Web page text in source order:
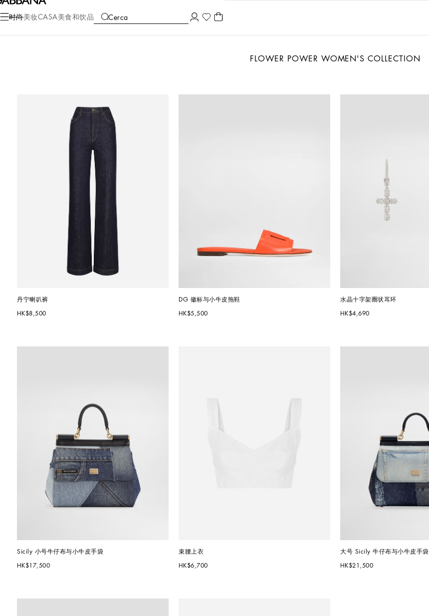
时尚美妆CASA 美食和饮品 Cerca
COLLECTIONS
FLOWER POWER WOMEN'S COLLECTION
丹宁喇叭裤
HK$8,500
DG 徽标与小牛皮拖鞋
HK$5,500
水晶十字架圈状耳环
HK$4,690
Sicily 小号牛仔布与小牛皮手袋
HK$17,500
束腰上衣
HK$6,700
大号 Sicily 牛仔布与小牛皮手袋
HK$21,500